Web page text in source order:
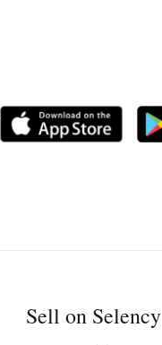
Sell on Selency